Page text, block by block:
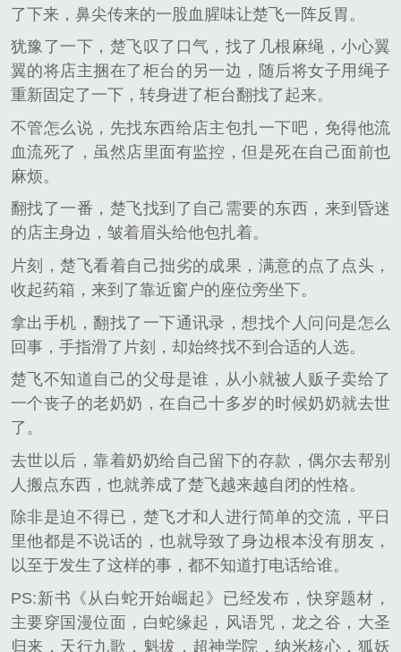
了下来，鼻尖传来的一股血腥味让楚飞一阵反胃。
犹豫了一下，楚飞叹了口气，找了几根麻绳，小心翼
翼的将店主捆在了柜台的另一边，随后将女子用绳子
重新固定了一下，转身进了柜台翻找了起来。
不管怎么说，先找东西给店主包扎一下吧，免得他流
血流死了，虽然店里面有监控，但是死在自己面前也
麻烦。
翻找了一番，楚飞找到了自己需要的东西，来到昏迷
的店主身边，皱着眉头给他包扎着。
片刻，楚飞看着自己拙劣的成果，满意的点了点头，
收起药箱，来到了靠近窗户的座位旁坐下。
拿出手机，翻找了一下通讯录，想找个人问问是怎么
回事，手指滑了片刻，却始终找不到合适的人选。
楚飞不知道自己的父母是谁，从小就被人贩子卖给了
一个丧子的老奶奶，在自己十多岁的时候奶奶就去世
了。
去世以后，靠着奶奶给自己留下的存款，偶尔去帮别
人搬点东西，也就养成了楚飞越来越自闭的性格。
除非是迫不得已，楚飞才和人进行简单的交流，平日
里他都是不说话的，也就导致了身边根本没有朋友，
以至于发生了这样的事，都不知道打电话给谁。
PS:新书《从白蛇开始崛起》已经发布，快穿题材，
主要穿国漫位面，白蛇缘起，风语咒，龙之谷，大圣
归来，天行九歌，魁拔，超神学院，纳米核心，狐妖